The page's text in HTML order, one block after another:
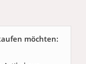
möchten: